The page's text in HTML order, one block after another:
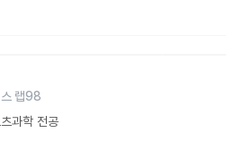
랩98
과학 전공